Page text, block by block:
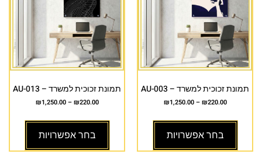
תמונת זכוכית למשרד – AU-003
₪220.00
–
₪1,250.00
בחר אפשרויות
תמונת זכוכית למשרד – AU-013
₪220.00
–
₪1,250.00
בחר אפשרויות